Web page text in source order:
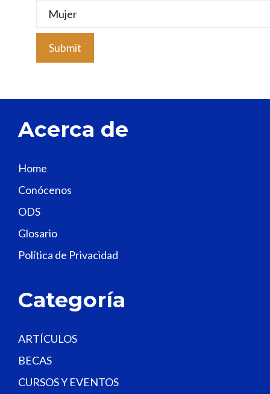
l
a
h
f
i
e
d
b
n
.
Acerca de
Home
Conócenos
ODS
Glosario
Política de Privacidad
Categoría
ARTÍCULOS
BECAS
CURSOS Y EVENTOS